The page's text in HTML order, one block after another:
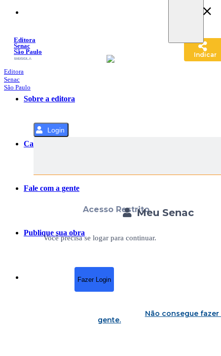
Conteúdo
Editora
Senac
São Paulo
SACOLA
MENU
Editora
Senac
São Paulo
Sobre a editora
Categorias
Fale com a gente
Publique sua obra
Login
Meu Senac
Acesso Restrito
Você precisa se logar para continuar.
Fazer Login
Não consegue
gente.
Indicar